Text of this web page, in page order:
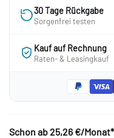
30 Tage Rückgabe
Sorgenfrei testen
Kauf auf Rechnung
Raten- & Leasingkauf
Schon ab 25,26 €/Monat*